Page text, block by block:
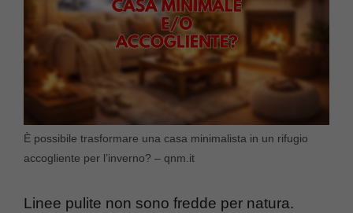
È possibile trasformare una casa minimalista in un rifugio
accogliente per l’inverno? – qnm.it
Linee pulite non sono fredde per natura.